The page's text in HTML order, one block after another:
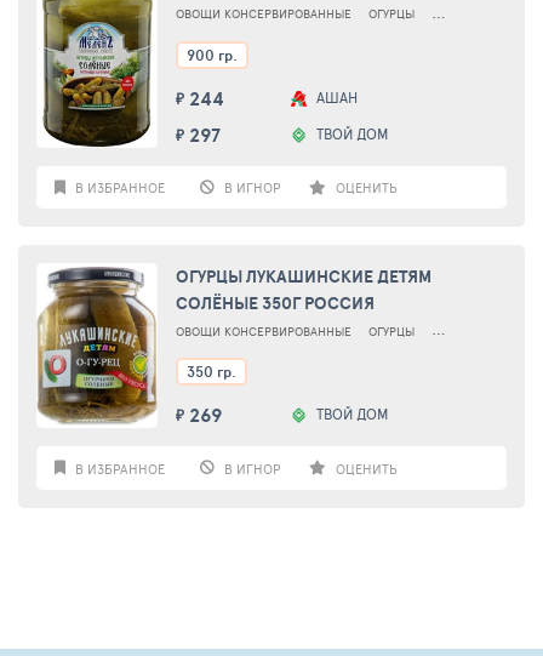
ОВОЩИ КОНСЕРВИРОВАННЫЕ ОГУРЦЫ ОГУРЦЫ СОЛЕНЫЕ
900 гр.
₽ 244 АШАН
₽ 297 ТВОЙ ДОМ
В ИЗБРАННОЕ В ИГНОР ОЦЕНИТЬ
ОГУРЦЫ ЛУКАШИНСКИЕ ДЕТЯМ
СОЛЁНЫЕ 350Г РОССИЯ
ОВОЩИ КОНСЕРВИРОВАННЫЕ ОГУРЦЫ ОГУРЦЫ СОЛЕНЫЕ
350 гр.
₽ 269 ТВОЙ ДОМ
В ИЗБРАННОЕ В ИГНОР ОЦЕНИТЬ